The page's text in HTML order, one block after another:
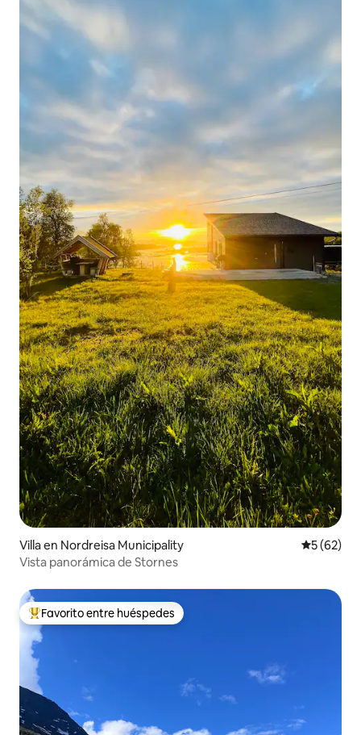
Villa en Nordreisa Municipality
5 (62)
Vista panorámica de Stornes
De los mejores en Favorito entre huéspedes
Favorito entre huéspedes